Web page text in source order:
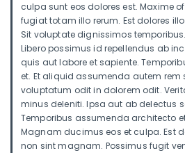
culpa sunt eos dolores est. Maxime
fugiat totam illo rerum. Est dolores
Sit voluptate dignissimos
Libero possimus id repellendus ab
quis aut labore et sapiente.
et. Et aliquid assumenda autem rem
voluptatum odit in dolorem odit.
minus deleniti. Ipsa aut ab delectus
Temporibus assumenda architecto
Magnam ducimus eos et culpa. Est
non sint magnam. Possimus fugit